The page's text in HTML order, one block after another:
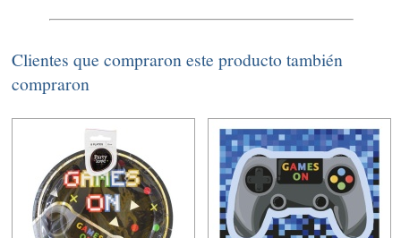
Clientes que compraron este producto también
compraron